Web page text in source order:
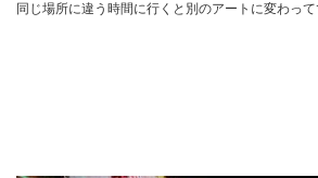
同じ場所に違う時間に行くと別のアートに変わっ